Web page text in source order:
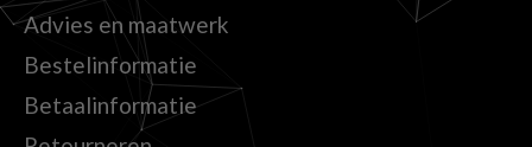
Advies en maatwerk
Bestelinformatie
Betaalinformatie